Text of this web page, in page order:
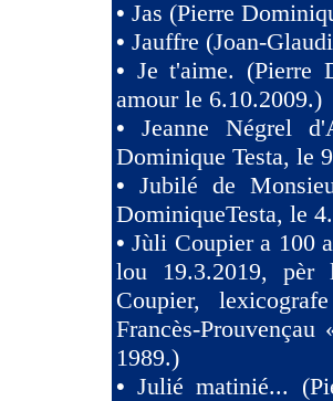
• Jas (Pierre
• Jauffre (Joan-
• Je t'aime. (Pierre
amour le 6.10.2009.)
• Jeanne Négrel
Dominique Testa, le
• Jubilé de
DominiqueTesta, le
•Jùli Coupier a 100
lou 19.3.2019,
Coupier,
Francès-
1989.)
•Julié matinié...